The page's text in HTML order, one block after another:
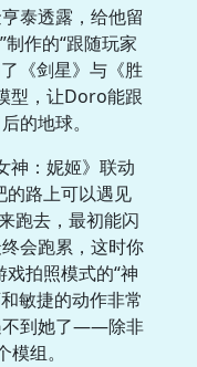
泰透露，给他留
作的“跟随玩家
《剑星》与《胜
型，让Doro能跟
的地球。
神：妮姬》联动
的路上可以遇见
跑去，最初能闪
会跑累，这时你
拍照模式的“神
敏捷的动作非常
不到她了——除非
组。